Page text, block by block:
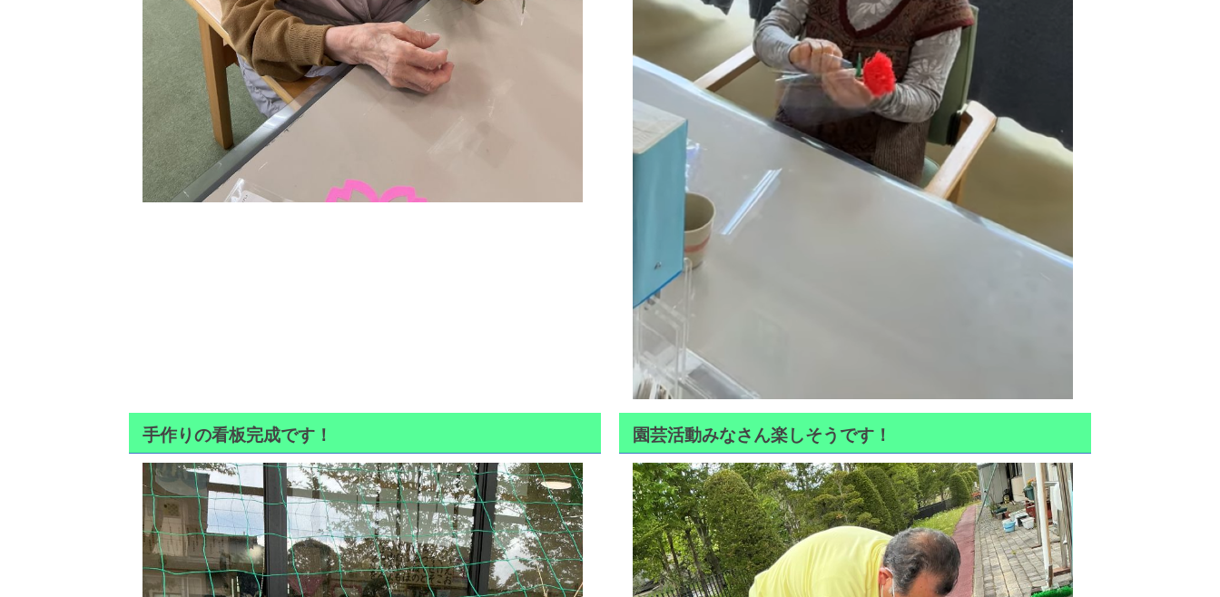
手作りの看板完成です！ 園芸活動みなさん楽しそうです！